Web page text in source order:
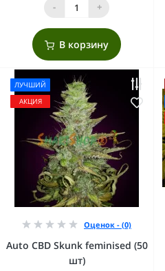
- +
В корзину
ЛУЧШИЙ
АКЦИЯ
Оценок - (0)
Auto CBD Skunk feminised (50
шт)